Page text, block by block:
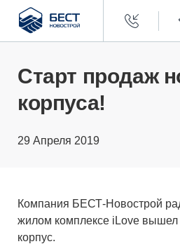
Бест
Новострой
ПОКУПАТЕЛЯМ
ЗАСТРОЙЩИКАМ
Старт продаж
корпуса!
29 Апреля 2019
Компания БЕСТ-Новострой
жилом комплексе iLove вышел
корпус.